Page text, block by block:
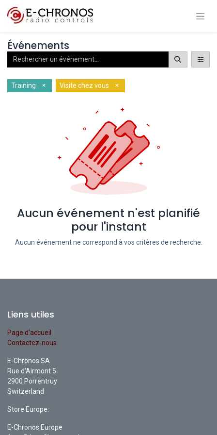
Événements
Training × Visite chez vous ×
Aucun événement n'est planifié
pour l'instant
Aucun événement ne correspond à vos critères de recherche.
Liens utiles
Page d'accueil
Contactez-nous
E-Chronos SA
Rue d'Airmont 5
2900 Porrentruy
Switzerland
Store Europe:
E-Chronos Europe